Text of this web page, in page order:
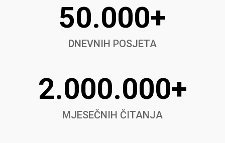
50.000+
DNEVNIH POSJETA
2.000.000+
MJESEČNIH ČITANJA